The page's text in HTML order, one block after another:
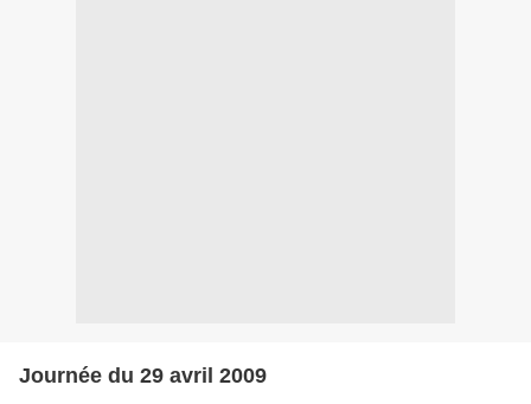
Journée du 29 avril 2009